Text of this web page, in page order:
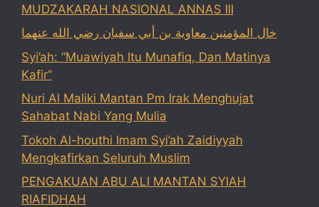
MUDZAKARAH NASIONAL ANNAS III
خال المؤمنين معاوية بن أبي سفيان رضي الله عنهما
Syi’ah: “Muawiyah Itu Munafiq, Dan Matinya
Kafir”
Nuri Al Maliki Mantan Pm Irak Menghujat
Sahabat Nabi Yang Mulia
Tokoh Al-houthi Imam Syi’ah Zaidiyyah
Mengkafirkan Seluruh Muslim
PENGAKUAN ABU ALI MANTAN SYIAH
RIAFIDHAH